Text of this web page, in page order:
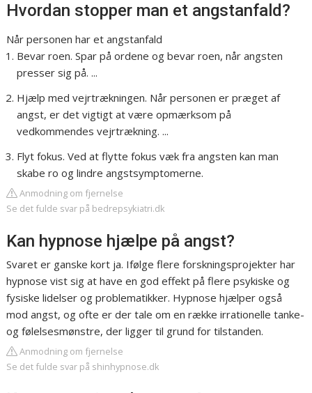
Hvordan stopper man et angstanfald?
Når personen har et angstanfald
Bevar roen. Spar på ordene og bevar roen, når angsten
presser sig på. ...
Hjælp med vejrtrækningen. Når personen er præget af
angst, er det vigtigt at være opmærksom på
vedkommendes vejrtrækning. ...
Flyt fokus. Ved at flytte fokus væk fra angsten kan man
skabe ro og lindre angstsymptomerne.
Anmodning om fjernelse
Se det fulde svar på bedrepsykiatri.dk
Kan hypnose hjælpe på angst?
Svaret er ganske kort ja. Ifølge flere forskningsprojekter har
hypnose vist sig at have en god effekt på flere psykiske og
fysiske lidelser og problematikker. Hypnose hjælper også
mod angst, og ofte er der tale om en række irrationelle tanke-
og følelsesmønstre, der ligger til grund for tilstanden.
Anmodning om fjernelse
Se det fulde svar på shinhypnose.dk